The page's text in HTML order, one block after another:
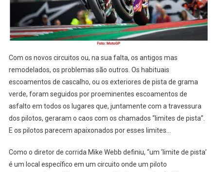
Com os novos circuitos ou, na sua falta, os antigos mas
remodelados, os problemas são outros. Os habituais
escoamentos de cascalho, ou os exteriores de pista de grama
verde, foram seguidos por proeminentes escoamentos de
asfalto em todos os lugares que, juntamente com a travessura
dos pilotos, geraram o caos com os chamados “limites de pista”.
E os pilotos parecem apaixonados por esses limites…
Como o diretor de corrida Mike Webb definiu, “um ‘limite de pista’
é um local específico em um circuito onde um piloto